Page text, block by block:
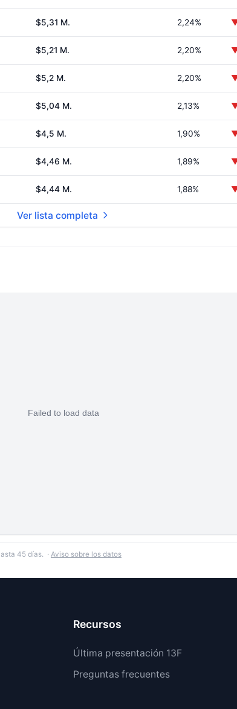
$5,31 M. 2,24%
$5,21 M. 2,20%
$5,2 M. 2,20%
$5,04 M. 2,13%
$4,5 M. 1,90%
$4,46 M. 1,89%
$4,44 M. 1,88%
Ver lista completa
45 días. · Aviso sobre los datos
Recursos
Última presentación 13F
Preguntas frecuentes